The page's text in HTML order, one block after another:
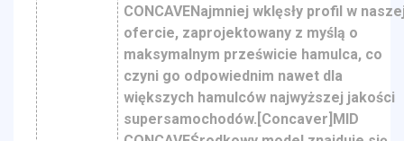
CONCAVENajmniej wklęsły profil w
ofercie, zaprojektowany z myślą o
maksymalnym prześwicie hamulca, co
czyni go odpowiednim nawet dla
większych hamulców najwyższej jakości
supersamochodów.[Concaver]MID